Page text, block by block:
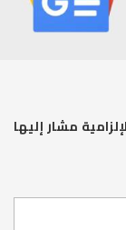
مشار إليها